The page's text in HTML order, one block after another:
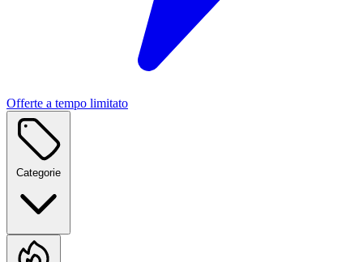
Offerte a tempo limitato
Categorie